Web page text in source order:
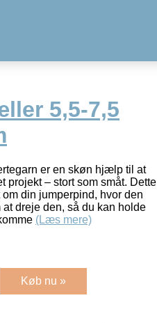
5,5-7,5
er en skøn hjælp til at
projekt – stort som småt. Dette
din jumperpind, hvor den
dreje den, så du kan holde
(Læs mere)
Køb nu »